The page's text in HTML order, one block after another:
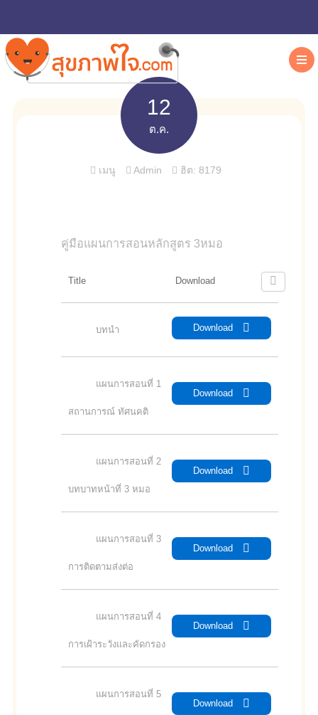
12
ต.ค.
เมนู Admin ฮิต: 8179
คู่มือแผนการสอนหลักสูตร 3หมอ
Title Download
บทนำ Download
แผนการสอนที่ 1
สถานการณ์ ทัศนคติ
Download
แผนการสอนที่ 2
บทบาทหน้าที่ 3 หมอ
Download
แผนการสอนที่ 3
การติดตามส่งต่อ
Download
แผนการสอนที่ 4
การเฝ้าระวังและคัดกรอง
Download
แผนการสอนที่ 5
Download